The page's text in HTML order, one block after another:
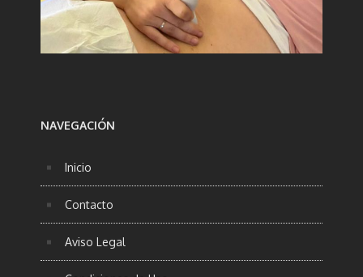
NAVEGACIÓN
Inicio
Contacto
Aviso Legal